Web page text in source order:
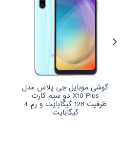
گوشی موبایل جی پلاس مدل
X10 Plus دو سیم کارت
ظرفیت 128 گیگابایت و رم 4
گیگابایت